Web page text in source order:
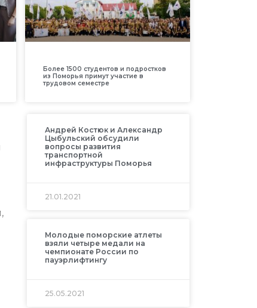
Более 1500 студентов и подростков
из Поморья примут участие в
трудовом семестре
Андрей Костюк и Александр
Цыбульский обсудили
вопросы развития
транспортной
инфраструктуры Поморья
21.01.2021
Молодые поморские атлеты
взяли четыре медали на
чемпионате России по
пауэрлифтингу
25.05.2021